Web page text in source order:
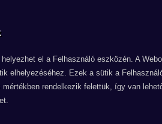
el a Felhasználó eszközén. A
elhelyezéséhez. Ezek a sütik a
rendelkezik felettük, így van